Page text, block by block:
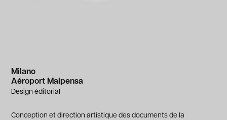
Milano
Aéroport Malpensa
Design éditorial
Conception et direction artistique des documents de la